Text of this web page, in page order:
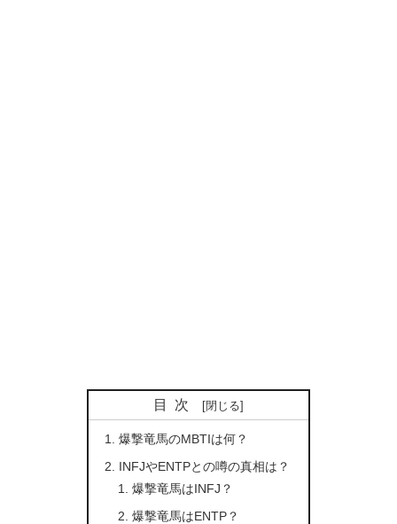
目次
爆撃竜馬のMBTIは何？
INFJやENTPとの噂の真相は？
爆撃竜馬はINFJ？
爆撃竜馬はENTP？